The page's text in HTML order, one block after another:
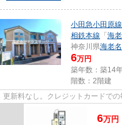
小田急小田原線
相鉄本線 「海
神奈川県海老
6万円
築年数：築14
階数：2階建
更新料なし。クレジットカードでの
6万円